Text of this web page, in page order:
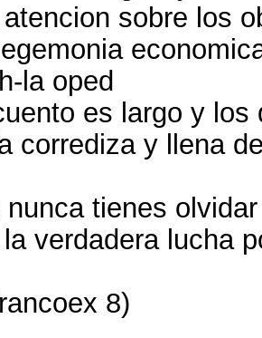
sobre los
la oped
es largo y
corrediza y llena
nunca tienes
verdadera lucha
8)